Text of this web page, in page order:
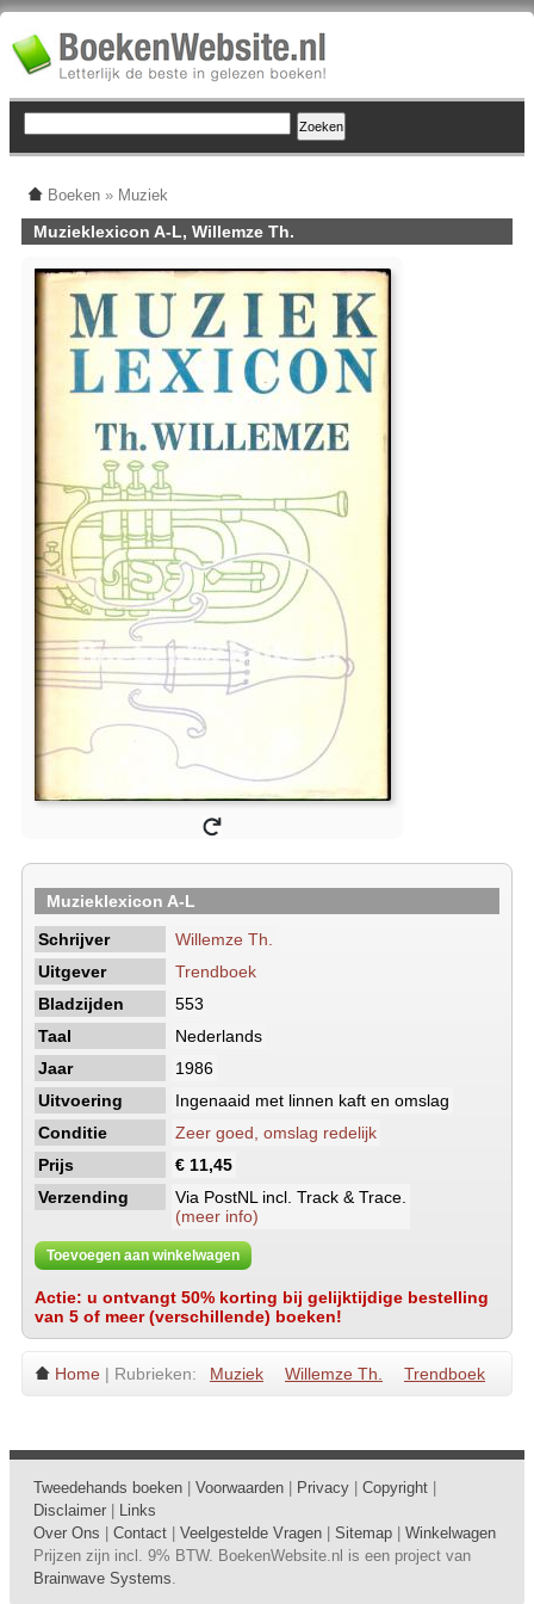
Boeken » Muziek
Muzieklexicon A-L, Willemze Th.
Muzieklexicon A-L
Schrijver
Willemze Th.
Uitgever
Trendboek
Bladzijden
553
Taal
Nederlands
Jaar
1986
Uitvoering
Ingenaaid met linnen kaft en omslag
Conditie
Zeer goed, omslag redelijk
Prijs
€ 11,45
Verzending
Via PostNL incl. Track & Trace.
(meer info)
Toevoegen aan winkelwagen
Actie: u ontvangt 50% korting bij gelijktijdige bestelling
van 5 of meer (verschillende) boeken!
Home | Rubrieken: Muziek Willemze Th. Trendboek
Tweedehands boeken Voorwaarden Privacy Copyright
Disclaimer
Links
Over Ons
Contact Veelgestelde Vragen Sitemap
Winkelwagen
Prijzen zijn incl. 9% BTW. BoekenWebsite.nl is een project van
Brainwave Systems.